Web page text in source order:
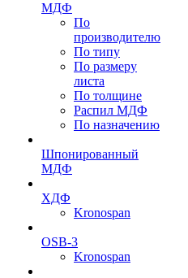
МДФ
По
производителю
По типу
По размеру
листа
По толщине
Распил МДФ
По назначению
Шпонированный
МДФ
ХДФ
Kronospan
OSB-3
Kronospan